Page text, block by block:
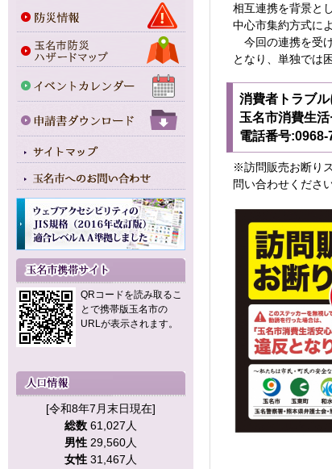
QRコードを読み取るこ
とで携帯版玉名市の
URLが表示されます。
[令和8年7月末日現在]
総数 61,027人
男性 29,560人
女性 31,467人
相互連携を背景と
中心市集約方式に
今回の連携を受
となり、単独では
消費者トラブ
玉名市消費生
電話番号
※訪問販売お断り
問い合わせください